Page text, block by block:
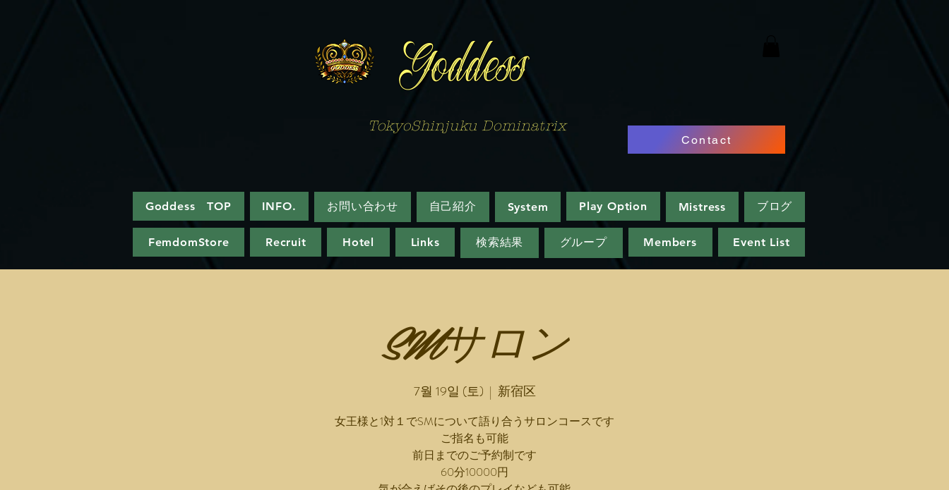
Goddess
TokyoShinjuku Dominatrix
Contact
Goddess TOP INFO. お問い合わせ 自己紹介 System Play Option Mistress ブログ
FemdomStore Recruit Hotel Links 検索結果 グループ Members Event List
SMサロン
7월 19일 (토)
  |
新宿区
女王様と1対１でSMについて語り合うサロンコースです
ご指名も可能
前日までのご予約制です
60分10000円